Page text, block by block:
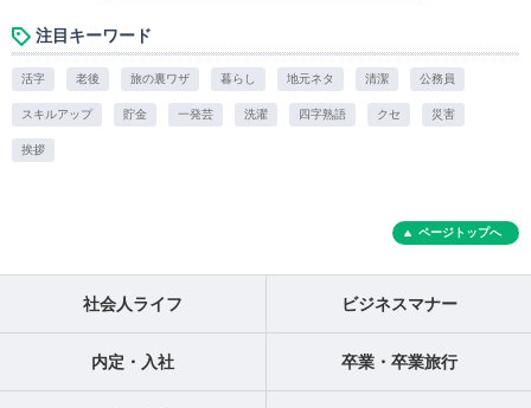
注目キーワード
活字 老後 旅の裏ワザ 暮らし 地元ネタ 清潔 公務員
スキルアップ 貯金 一発芸 洗濯 四字熟語 クセ 災害
挨拶
ページトップへ
社会人ライフ ビジネスマナー
内定・入社 卒業・卒業旅行